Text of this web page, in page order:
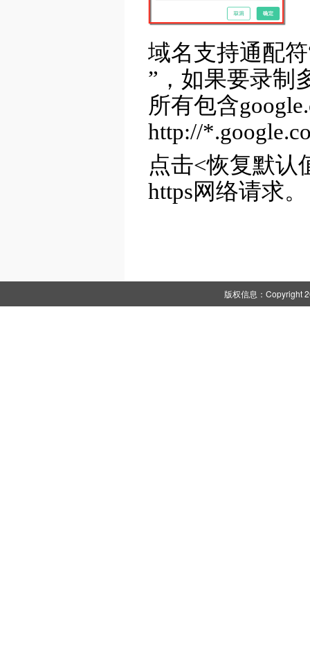
域名支持通配
”，如果要录制
所有包含
http://
点击<恢复默认
https网络请求。
版权信息：Copyright